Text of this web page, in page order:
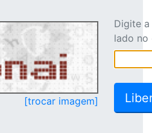
[trocar imagem]
Digite
lado no